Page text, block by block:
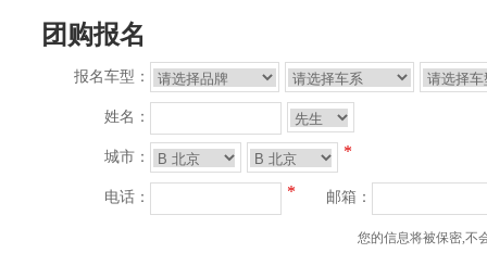
团购报名
报名车型：
姓名：
城市： *
电话： * 邮箱：
您的信息将被保密,不